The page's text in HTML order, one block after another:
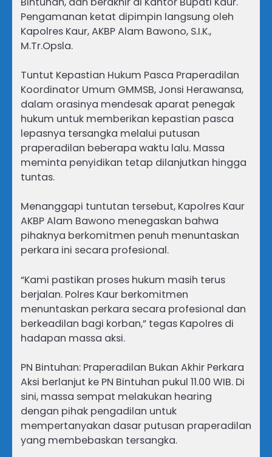
Pengamanan ketat dipimpin langsung oleh
Kapolres Kaur, AKBP Alam Bawono, S.I.K.,
M.Tr.Opsla.
Tuntut Kepastian Hukum Pasca Praperadilan
Koordinator Umum GMMSB, Jonsi Herawansa,
dalam orasinya mendesak aparat penegak
hukum untuk memberikan kepastian pasca
lepasnya tersangka melalui putusan
praperadilan beberapa waktu lalu. Massa
meminta penyidikan tetap dilanjutkan hingga
tuntas.
Menanggapi tuntutan tersebut, Kapolres Kaur
AKBP Alam Bawono menegaskan bahwa
pihaknya berkomitmen penuh menuntaskan
perkara ini secara profesional.
“Kami pastikan proses hukum masih terus
berjalan. Polres Kaur berkomitmen
menuntaskan perkara secara profesional dan
berkeadilan bagi korban,” tegas Kapolres di
hadapan massa aksi.
PN Bintuhan: Praperadilan Bukan Akhir Perkara
Aksi berlanjut ke PN Bintuhan pukul 11.00 WIB. Di
sini, massa sempat melakukan hearing
dengan pihak pengadilan untuk
mempertanyakan dasar putusan praperadilan
yang membebaskan tersangka.